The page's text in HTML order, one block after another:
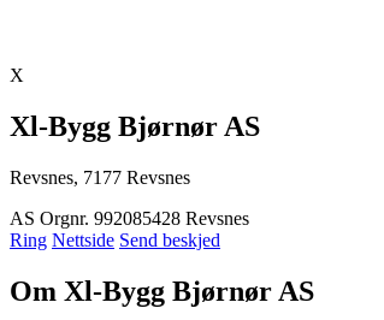
X
Xl-Bygg Bjørnør AS
Revsnes, 7177 Revsnes
AS Orgnr. 992085428 Revsnes
Ring Nettside Send beskjed
Om Xl-Bygg Bjørnør AS